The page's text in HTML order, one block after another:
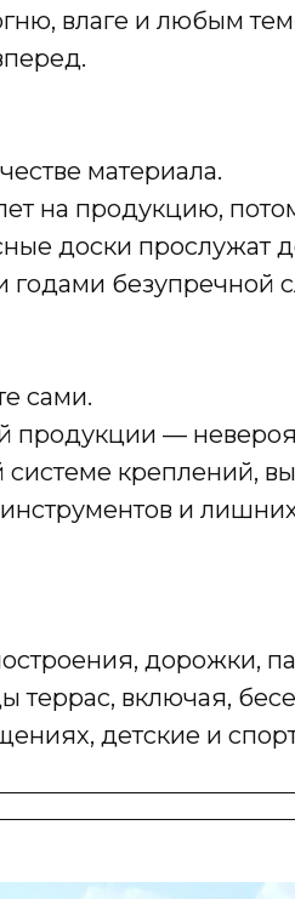
влаге и любым
материала.
на продукцию,
доски прослужат
годами безупречной
сами.
—
креплений,
и
дорожки,
включая,
детские и